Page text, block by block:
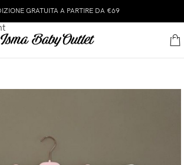
GRATUITA A PARTIRE DA €69